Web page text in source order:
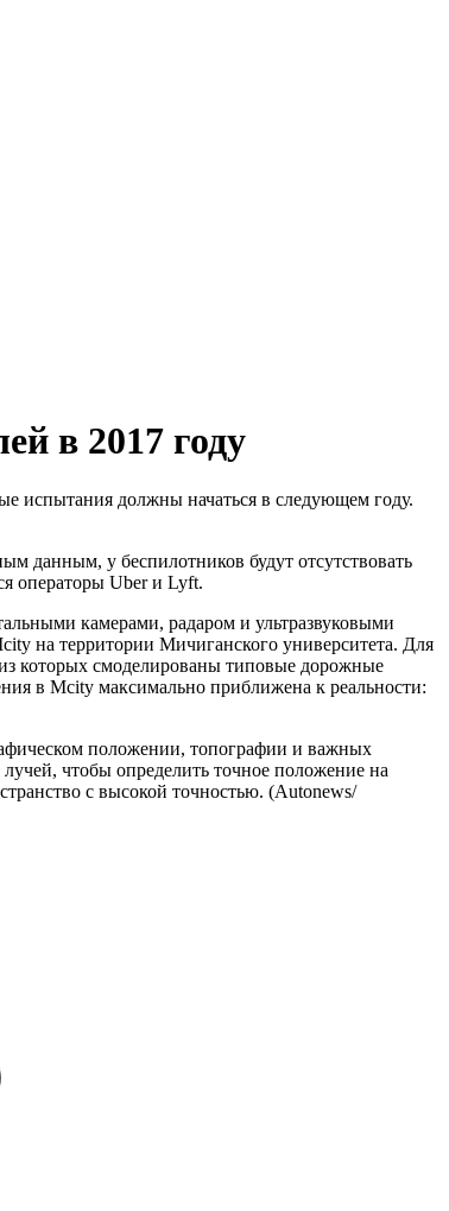
в 2017 году
испытания должны начаться в следующем году.
данным, у беспилотников будут отсутствовать
операторы Uber и Lyft.
камерами, радаром и ультразвуковыми
на территории Мичиганского университета. Для
которых смоделированы типовые дорожные
в Mcity максимально приближена к реальности:
положении, топографии и важных
чтобы определить точное положение на
с высокой точностью. (Autonews/